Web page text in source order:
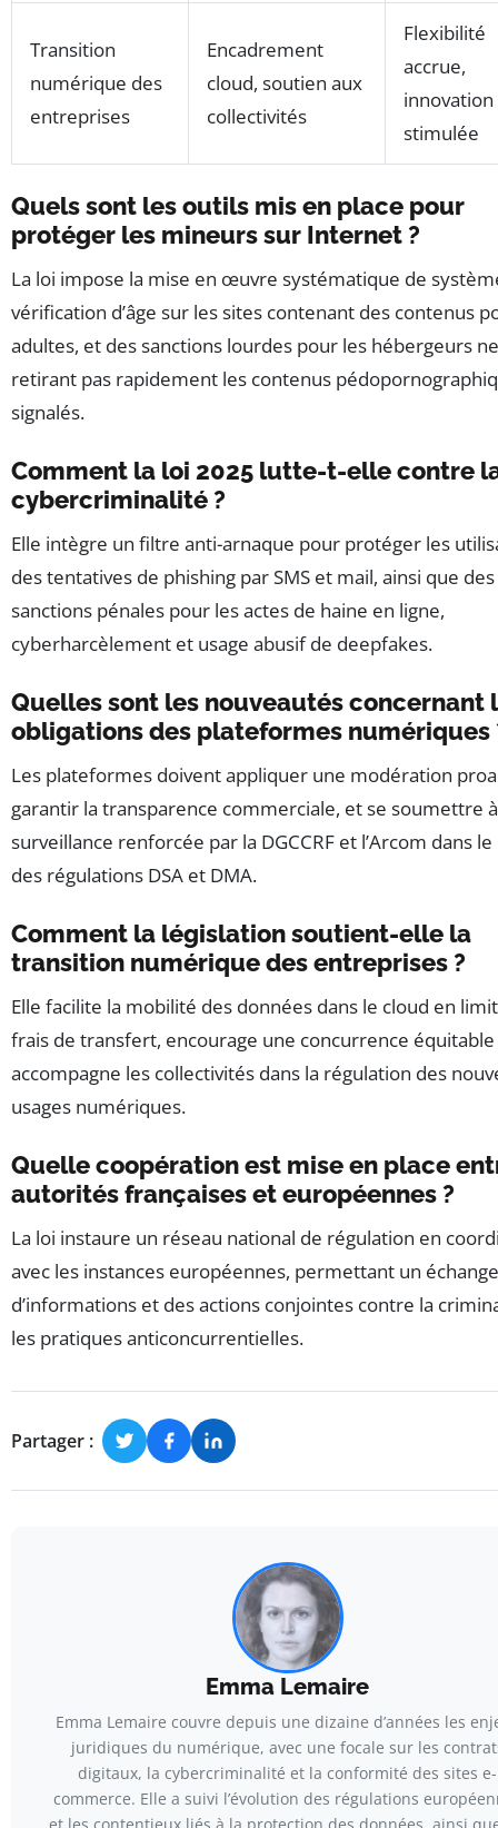
Transition
numérique des
entreprises
Encadrement
cloud, soutien aux
collectivités
Flexibilité
accrue,
innovation
stimulée
Quels sont les outils mis en place pour
protéger les mineurs sur Internet ?
La loi impose la mise en œuvre systématique de
vérification d’âge sur les sites contenant des contenus
adultes, et des sanctions lourdes pour les hébergeurs ne
retirant pas rapidement les contenus
signalés.
Comment la loi 2025 lutte-t-elle contre
cybercriminalité ?
Elle intègre un filtre anti-arnaque pour protéger les
des tentatives de phishing par SMS et mail, ainsi que des
sanctions pénales pour les actes de haine en ligne,
cyberharcèlement et usage abusif de deepfakes.
Quelles sont les nouveautés concernant
obligations des plateformes numériques
Les plateformes doivent appliquer une modération
garantir la transparence commerciale, et se soumettre
surveillance renforcée par la DGCCRF et l’Arcom dans
des régulations DSA et DMA.
Comment la législation soutient-elle la
transition numérique des entreprises ?
Elle facilite la mobilité des données dans le cloud en
frais de transfert, encourage une concurrence
accompagne les collectivités dans la régulation des
usages numériques.
Quelle coopération est mise en place
autorités françaises et européennes ?
La loi instaure un réseau national de régulation en
avec les instances européennes, permettant un échange
d’informations et des actions conjointes contre la
les pratiques anticoncurrentielles.
Partager :
Emma Lemaire
Emma Lemaire couvre depuis une dizaine d’années les
juridiques du numérique, avec une focale sur les
digitaux, la cybercriminalité et la conformité des sites e-
commerce. Elle a suivi l’évolution des régulations